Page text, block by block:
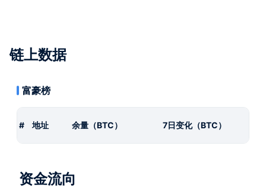
链上数据
富豪榜
# 地址 余量（BTC） 7日变化（BTC）
资金流向